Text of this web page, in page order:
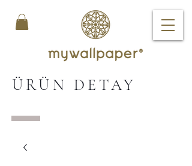
ÜRÜN DETAY